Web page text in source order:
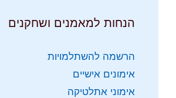
הנחות למאמנים ושחקנים
הרשמה להשתלמויות
אימונים אישיים
אימוני אתלטיקה